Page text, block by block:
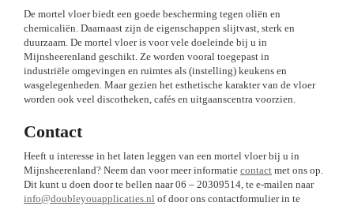
De mortel vloer biedt een goede bescherming tegen oliën en
chemicaliën. Daarnaast zijn de eigenschappen slijtvast, sterk en
duurzaam. De mortel vloer is voor vele doeleinde bij u in
Mijnsheerenland geschikt. Ze worden vooral toegepast in
industriële omgevingen en ruimtes als (instelling) keukens en
wasgelegenheden. Maar gezien het esthetische karakter van de vloer
worden ook veel discotheken, cafés en uitgaanscentra voorzien.
Contact
Heeft u interesse in het laten leggen van een mortel vloer bij u in
Mijnsheerenland? Neem dan voor meer informatie contact met ons op.
Dit kunt u doen door te bellen naar 06 – 20309514, te e-mailen naar
info@doubleyouapplicaties.nl of door ons contactformulier in te